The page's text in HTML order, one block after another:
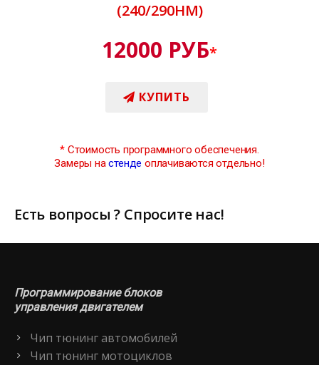
(240/290НМ)
12000 РУБ*
КУПИТЬ
* Стоимость программного обеспечения.
Замеры настенде оплачиваются отдельно!
Есть вопросы ? Спросите нас!
Программирование блоков
управления двигателем
Чип тюнинг автомобилей
Чип тюнинг мотоциклов